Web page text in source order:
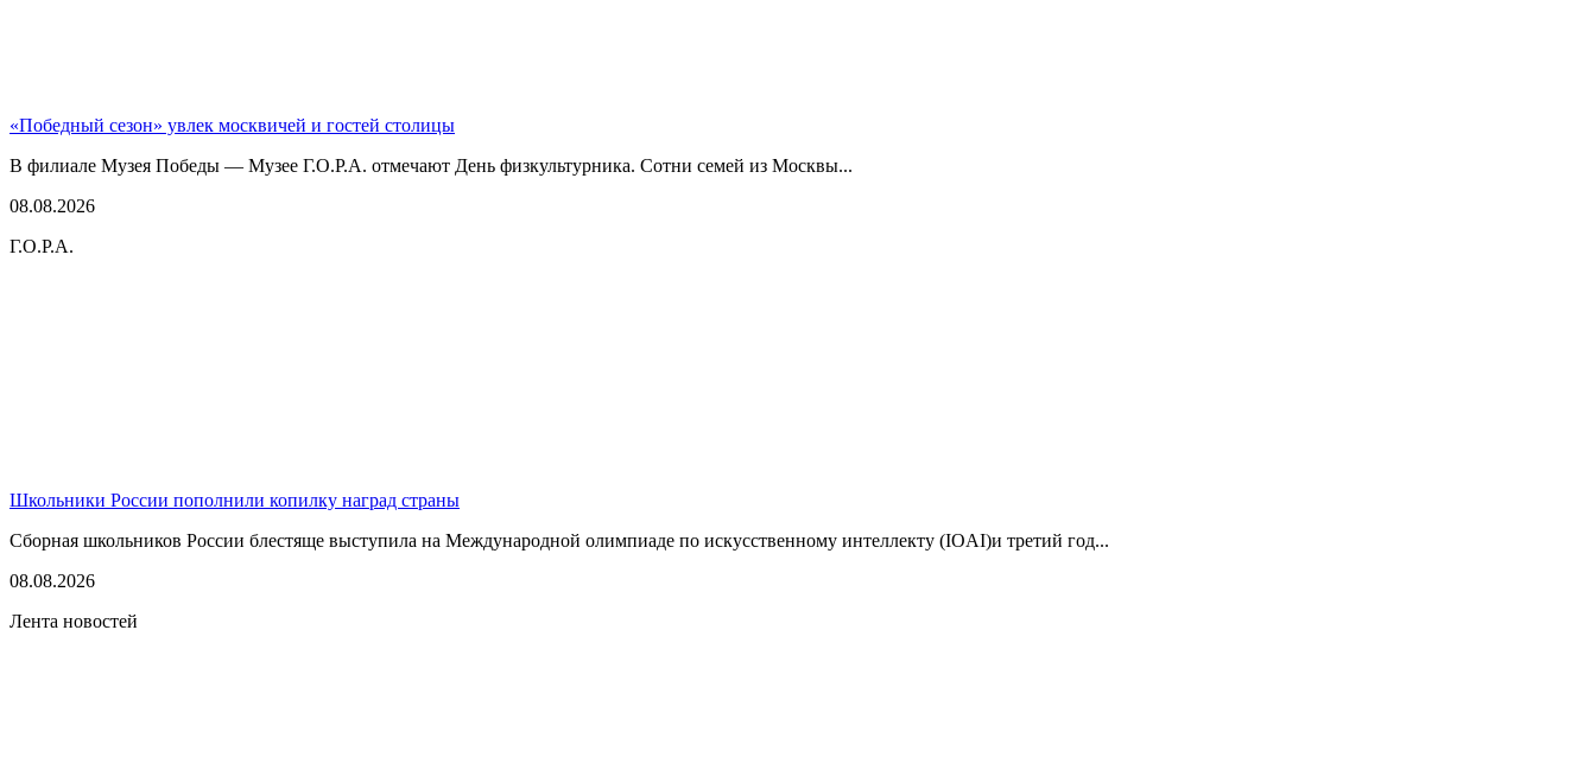
«Победный сезон» увлек москвичей и гостей столицы
В филиале Музея Победы — Музее Г.О.Р.А. отмечают День физкультурника. Сотни семей из Москвы...
08.08.2026
Г.О.Р.А.
Школьники России пополнили копилку наград страны
Сборная школьников России блестяще выступила на Международной олимпиаде по искусственному интеллекту (IOAI)и третий год...
08.08.2026
Лента новостей